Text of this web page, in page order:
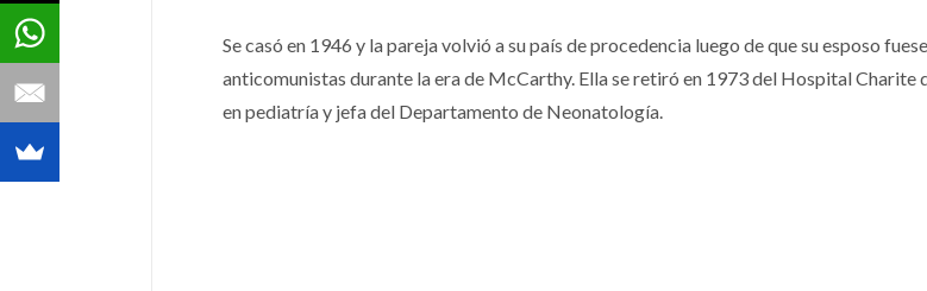
Se casó en 1946 y la pareja volvió a su país de procedencia luego de que su esposo
anticomunistas durante la era de McCarthy. Ella se retiró en 1973 del Hospital Charite
en pediatría y jefa del Departamento de Neonatología.